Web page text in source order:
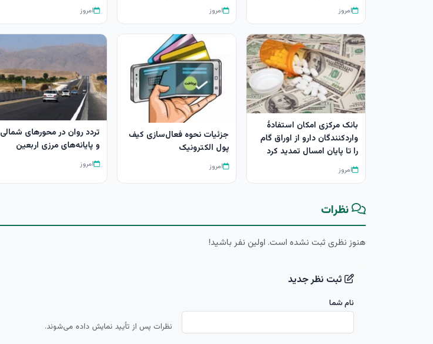
امروز امروز امروز
بانک مرکزی امکان استفادۀ
واردکنندگان دارو از اوراق گام
را تا پایان امسال تمدید کرد
امروز
جزئیات نحوه فعال‌سازی کیف
پول الکترونیک
امروز
تردد روان در محورهای شمالی
و پایانه‌های مرزی اربعین
امروز
نظرات
هنوز نظری ثبت نشده است. اولین نفر باشید!
ثبت نظر جدید
نام شما
نظرات پس از تأیید نمایش داده می‌شوند.